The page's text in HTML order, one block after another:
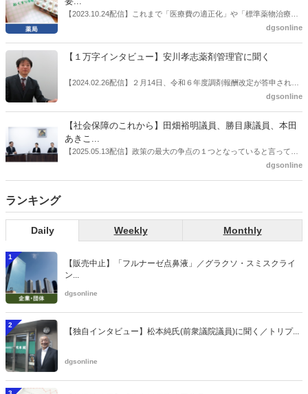
感の払拭できない医療・介護・障害者サービスのトリプル改定等へ
の、薬剤師業界の強い危機感の裏返しといってもいいだろう。本稿で
【2023.10.24配信】これまで「医療費の適正化」や「標準薬物治療の
推進」などが目的とされることが多かった地域フォーミュラリの作
た。医薬品の安定供給確保だ。10月22日に開かれた「日本フォーミュ
飯田市）は、会員薬局から安定供給確保への強い要望があったことを
受け、安定供給確保が見込めるPPI３成分について銘柄を含めて選定
dgsonline
【１万字インタビュー】安川孝志薬剤管理官に聞く
【2024.02.26配信】２月14日、令和６年度調剤報酬改定が答申され
た。本紙では、厚生労働省保険局医療課・薬剤管理官の安川孝志氏
dgsonline
【社会保障のこれから】田畑裕明議員、勝目康議員、本田
あきこ...
【2025.05.13配信】政策の最大の争点の１つとなっていると言っても
よいのが社会保障のこれからのあり方だ。特に与党では、政府関係者
dgsonline
ランキング
Daily Weekly Monthly
1
【販売中止】「フルナーゼ点鼻液」／グラクソ・スミスクライ
ン...
dgsonline
2
【独自インタビュー】松本純氏(前衆議院議員)に聞く／トリプ...
dgsonline